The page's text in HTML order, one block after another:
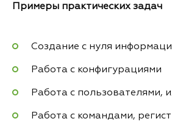
Примеры практических задач
Создание с нуля
Работа с конфигурациями
Работа с пользователями,
Работа с командами,